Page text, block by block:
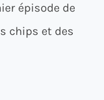
épisode de
chips et des